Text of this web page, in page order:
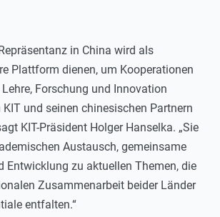
in China wird als
Plattform dienen, um Kooperationen
Forschung und Innovation
und seinen chinesischen Partnern
KIT-Präsident Holger Hanselka. „Sie
Austausch, gemeinsame
Entwicklung zu aktuellen Themen, die
Zusammenarbeit beider Länder
entfalten.“